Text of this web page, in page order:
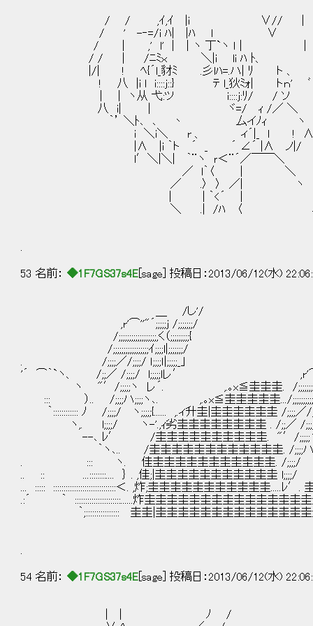
/ / ,ｲ,ｲ |i ∨// |
/ ' -‐=/i ﾊ| |ﾊ l ∨
/ | ,' l' | ｜ヽ 丁`ヽ ｌ | |
/ / | /ﾆﾐｘ ＼|i li ﾊ ﾄ、
|/| ! ﾍ{´l_豺ﾐ .彡lﾊ=.ハ| ﾘ ト 、
! 八 |i l i::::j::} ﾃ l_狄ﾐｫ| トｎ' ﾞ ､ ギ
| | ヽ从 弋:ツ i::::j:ﾘ/ / ソ
八 i| | ヾ=/ ｨ /／ ＼
｀’ ＼ﾄ､ ､ 丶 厶イﾉｨ ヽ
i ＼i＼ r 、 ィ´|_ l ! ∧ﾊ
|∧ |i ｀ト ´ _ ´ ∠´ |∧ ノ|/
l′＼|＼| ｀¨ヽ ｒ＜¨´／￣￣＼
／ l｀〈 | ＼
／ .〉 〉 ／| ヽ
| | ｀<´ |
＼ .| /ﾊ 〈
53 名前： ◆1F7GS37s4E [sage] 投稿日：2013/06/12(水)
＿ /し'/
,r'⌒''"´;;;;;ｊ /;;;;;;;/
/;;;;;;;;;;;;;;;;;;,く（;;;;;;;;;{
/;;;;;;;;;;;;;;;;;ｲ;;;;l|;;;;;;;/
. /;;;;／/;;;;/ ｌ;;;;ｌ
'´ ⌒｀`ヽ、 /;;／ /;;;;/ l;;;;;lレ′
ヽ "′/;;;;;ヽ レ´. ,.｡x≦圭圭圭. /
::: ）.. /;;;;ハ;;;;ヽ､. ,.｡x≦圭圭圭圭圭.../
｀:::::::::::: ﾉ /;;;;/ ヽ;;;;;{...... ,.ィ升圭|圭圭圭圭圭圭
ヽ,. l;;;;/ ヽ-'.,ｨ劣圭圭圭圭圭圭圭圭 . /;;／ /;;;;/
--､ ﾚ′ /圭圭圭圭圭圭圭圭圭圭. "′/;;;;;
｀ヽ､.. /圭圭圭圭圭圭圭圭圭圭圭圭. /;;;;ハ
. ::: ヽ. 佳圭圭圭圭圭圭圭圭圭圭圭. /;;;;/ ヽ;;;;;{
.. :: ...::::::::.... ｝ . ,佳;|圭圭圭圭圭圭圭圭圭圭圭 l;;;;/
... ::::: ::::::::::::::::::::::::::::::＜. ,炸;圭圭圭圭圭圭圭圭圭圭圭.....ﾚ
.:´ ｀ ::::::::::::::::::::::......炸圭圭圭圭圭圭圭圭圭圭圭圭
｀;:::::::::::::::: 圭圭|圭圭圭圭圭圭圭圭圭圭圭圭圭
54 名前： ◆1F7GS37s4E [sage] 投稿日：2013/06/12(水)
| | ﾉ /